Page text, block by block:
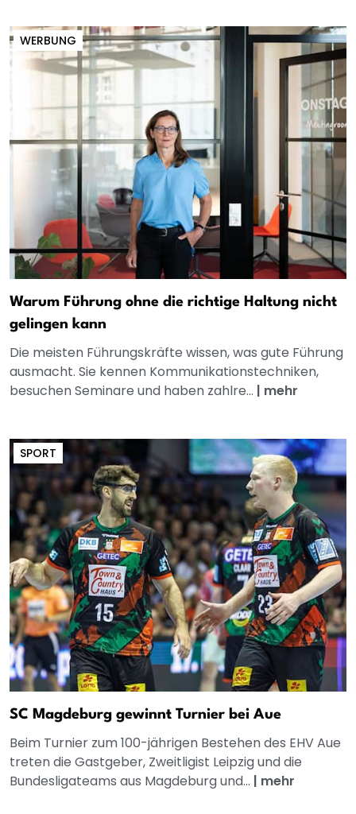
WERBUNG
Warum Führung ohne die richtige Haltung nicht
gelingen kann
Die meisten Führungskräfte wissen, was gute Führung
ausmacht. Sie kennen Kommunikationstechniken,
besuchen Seminare und haben zahlre... | mehr
SPORT
SC Magdeburg gewinnt Turnier bei Aue
Beim Turnier zum 100-jährigen Bestehen des EHV Aue
treten die Gastgeber, Zweitligist Leipzig und die
Bundesligateams aus Magdeburg und... | mehr